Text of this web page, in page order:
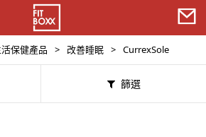
保健產品 > 改善睡眠 > CurrexSole
篩選